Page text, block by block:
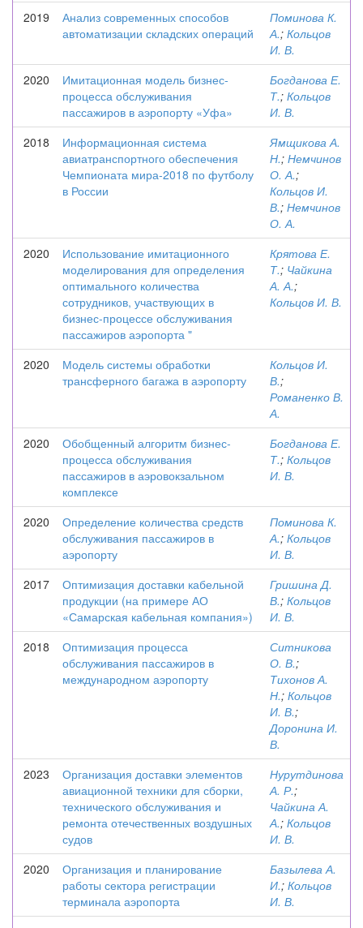
2019
Анализ современных способов
автоматизации складских операций
Поминова К.
А.; Кольцов
И. В.
2020
Имитационная модель бизнес-
процесса обслуживания
пассажиров в аэропорту «Уфа»
Богданова Е.
Т.; Кольцов
И. В.
2018
Информационная система
авиатранспортного обеспечения
Чемпионата мира-2018 по футболу
в России
Ямщикова А.
Н.; Немчинов
О. А.;
Кольцов И.
В.; Немчинов
О. А.
2020
Использование имитационного
моделирования для определения
оптимального количества
сотрудников, участвующих в
бизнес-процессе обслуживания
пассажиров аэропорта "
Крятова Е.
Т.; Чайкина
А. А.;
Кольцов И. В.
2020
Модель системы обработки
трансферного багажа в аэропорту
Кольцов И.
В.;
Романенко В.
А.
2020
Обобщенный алгоритм бизнес-
процесса обслуживания
пассажиров в аэровокзальном
комплексе
Богданова Е.
Т.; Кольцов
И. В.
2020
Определение количества средств
обслуживания пассажиров в
аэропорту
Поминова К.
А.; Кольцов
И. В.
2017
Оптимизация доставки кабельной
продукции (на примере АО
«Самарская кабельная компания»)
Гришина Д.
В.; Кольцов
И. В.
2018
Оптимизация процесса
обслуживания пассажиров в
международном аэропорту
Ситникова
О. В.;
Тихонов А.
Н.; Кольцов
И. В.;
Доронина И.
В.
2023
Организация доставки элементов
авиационной техники для сборки,
технического обслуживания и
ремонта отечественных воздушных
судов
Нурутдинова
А. Р.;
Чайкина А.
А.; Кольцов
И. В.
2020
Организация и планирование
работы сектора регистрации
терминала аэропорта
Базылева А.
И.; Кольцов
И. В.